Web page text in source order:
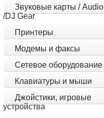
Звуковые карты / Audio
/DJ Gear
Принтеры
Модемы и факсы
Сетевое оборудование
Клавиатуры и мыши
Джойстики, игровые
устройства